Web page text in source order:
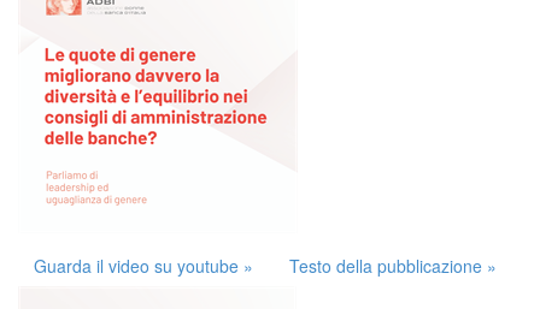
Guarda il video su youtube » Testo della pubblicazione »